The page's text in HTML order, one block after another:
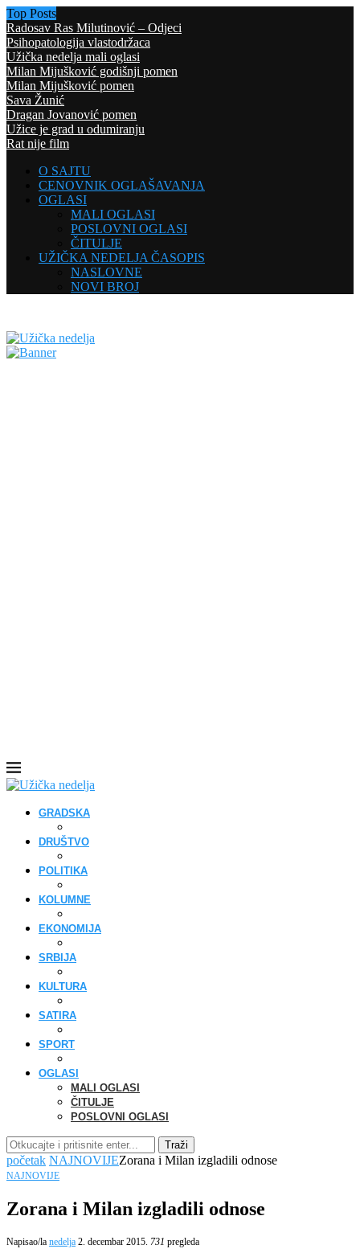
Top Posts
Radosav Ras Milutinović – Odjeci
Psihopatologija vlastodržaca
Užička nedelja mali oglasi
Milan Mijušković godišnji pomen
Milan Mijušković pomen
Sava Žunić
Dragan Jovanović pomen
Užice je grad u odumiranju
Rat nije film
O SAJTU
CENOVNIK OGLAŠAVANJA
OGLASI
MALI OGLASI
POSLOVNI OGLASI
ČITULJE
UŽIČKA NEDELJA ČASOPIS
NASLOVNE
NOVI BROJ
GRADSKA
DRUŠTVO
POLITIKA
KOLUMNE
EKONOMIJA
SRBIJA
KULTURA
SATIRA
SPORT
OGLASI
MALI OGLASI
ČITULJE
POSLOVNI OGLASI
Traži
početak NAJNOVIJEZorana i Milan izgladili odnose
NAJNOVIJE
Zorana i Milan izgladili odnose
Napisao/la nedelja 2. decembar 2015. 731 pregleda